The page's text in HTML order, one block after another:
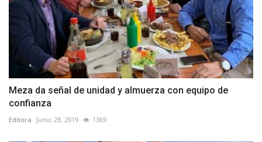
Meza da señal de unidad y almuerza con equipo de
confianza
Editora Junio 28, 2019 1369